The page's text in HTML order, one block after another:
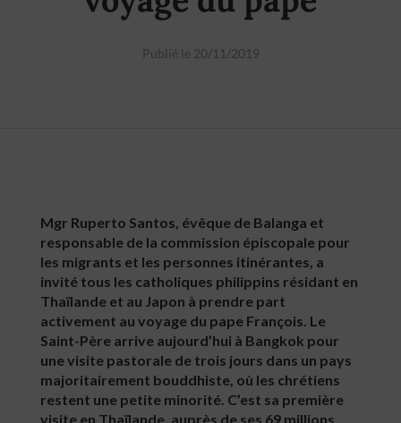
Publié le 20/11/2019
Mgr Ruperto Santos, évêque de Balanga et
responsable de la commission épiscopale pour
les migrants et les personnes itinérantes, a
invité tous les catholiques philippins résidant en
Thaïlande et au Japon à prendre part
activement au voyage du pape François. Le
Saint-Père arrive aujourd’hui à Bangkok pour
une visite pastorale de trois jours dans un pays
majoritairement bouddhiste, où les chrétiens
restent une petite minorité. C’est sa première
visite en Thaïlande, auprès de ses 69 millions